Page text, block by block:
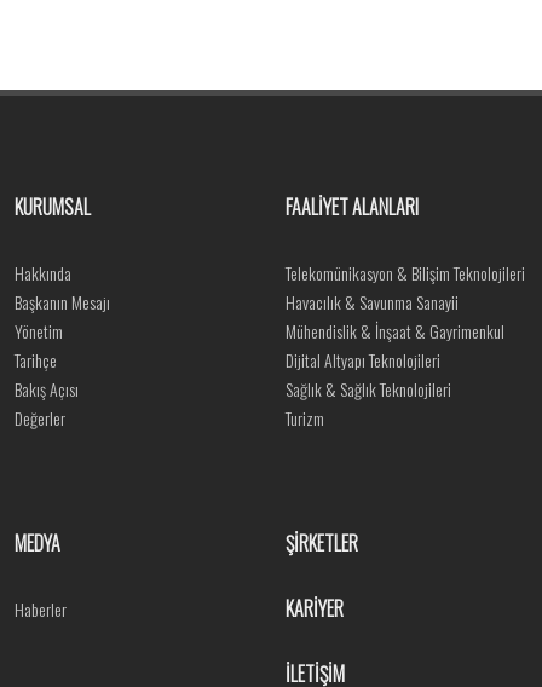
KURUMSAL
Hakkında
Başkanın Mesajı
Yönetim
Tarihçe
Bakış Açısı
Değerler
FAALİYET ALANLARI
Telekomünikasyon & Bilişim Teknolojileri
Havacılık & Savunma Sanayii
Mühendislik & İnşaat & Gayrimenkul
Dijital Altyapı Teknolojileri
Sağlık & Sağlık Teknolojileri
Turizm
MEDYA
Haberler
ŞİRKETLER
KARİYER
İLETİŞİM